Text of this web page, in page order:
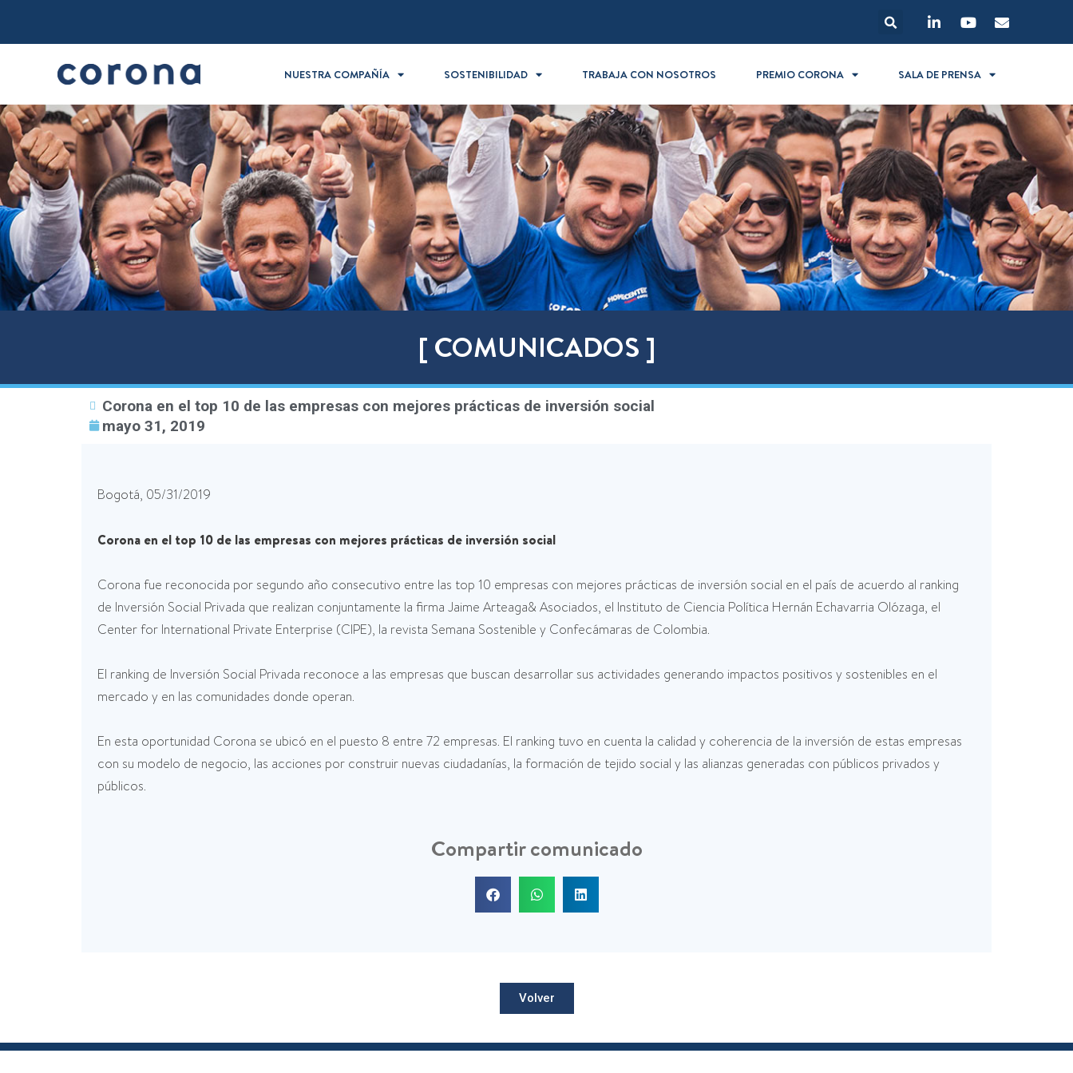
NUESTRA COMPAÑÍA SOSTENIBILIDAD TRABAJA CON NOSOTROS PREMIO CORONA SALA DE PRENSA
[ COMUNICADOS ]
Corona en el top 10 de las empresas con mejores prácticas de inversión social
mayo 31, 2019
Bogotá, 05/31/2019
Corona en el top 10 de las empresas con mejores prácticas de inversión social
Corona fue reconocida por segundo año consecutivo entre las top 10 empresas con mejores prácticas de inversión social en el país de acuerdo al ranking
de Inversión Social Privada que realizan conjuntamente la firma Jaime Arteaga& Asociados, el Instituto de Ciencia Política Hernán Echavarria Olózaga, el
Center for International Private Enterprise (CIPE), la revista Semana Sostenible y Confecámaras de Colombia.
El ranking de Inversión Social Privada reconoce a las empresas que buscan desarrollar sus actividades generando impactos positivos y sostenibles en el
mercado y en las comunidades donde operan.
En esta oportunidad Corona se ubicó en el puesto 8 entre 72 empresas. El ranking tuvo en cuenta la calidad y coherencia de la inversión de estas empresas
con su modelo de negocio, las acciones por construir nuevas ciudadanías, la formación de tejido social y las alianzas generadas con públicos privados y
públicos.
Compartir comunicado
Volver